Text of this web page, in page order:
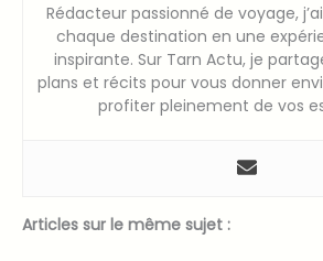
Rédacteur passionné de voyage,
chaque destination en une
inspirante. Sur Tarn Actu, je
plans et récits pour vous donner
profiter pleinement de vos
Articles sur le même sujet :